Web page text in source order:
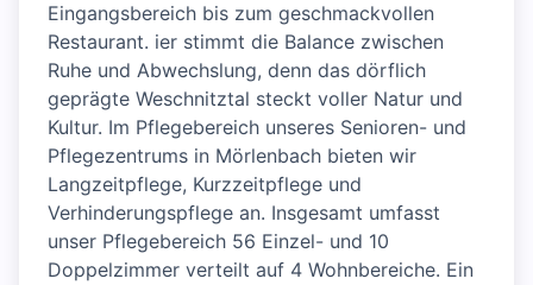
Eingangsbereich bis zum geschmackvollen
Restaurant. ier stimmt die Balance zwischen
Ruhe und Abwechslung, denn das dörflich
geprägte Weschnitztal steckt voller Natur und
Kultur. Im Pflegebereich unseres Senioren- und
Pflegezentrums in Mörlenbach bieten wir
Langzeitpflege, Kurzzeitpflege und
Verhinderungspflege an. Insgesamt umfasst
unser Pflegebereich 56 Einzel- und 10
Doppelzimmer verteilt auf 4 Wohnbereiche. Ein